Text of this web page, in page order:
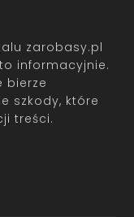
zarobasy.pl
informacyjnie.
bierze
szkody, które
treści.